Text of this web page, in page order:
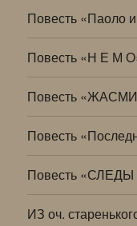
Повесть «Паоло
Повесть «Н Е М
Повесть
Повесть
Повесть
ИЗ оч.